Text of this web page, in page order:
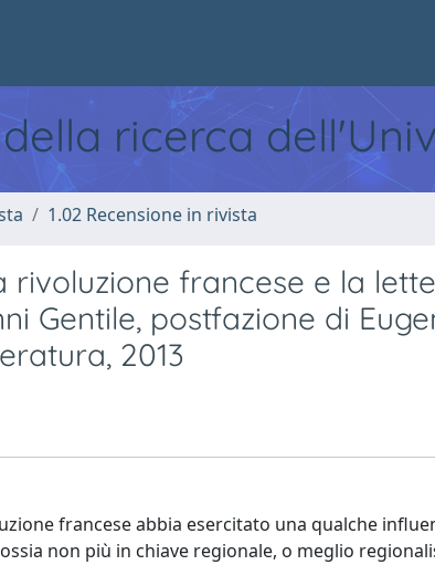
ricerca
1.02 Recensione in rivista
rivoluzione francese e la
Gentile, postfazione di
2013
francese abbia esercitato una qualche
non più in chiave regionale, o meglio